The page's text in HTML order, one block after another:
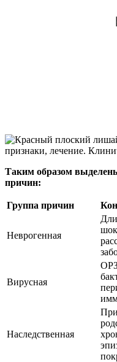
Таким образом
причин:
Группа причин
Неврогенная
Вирусная
Наследственная